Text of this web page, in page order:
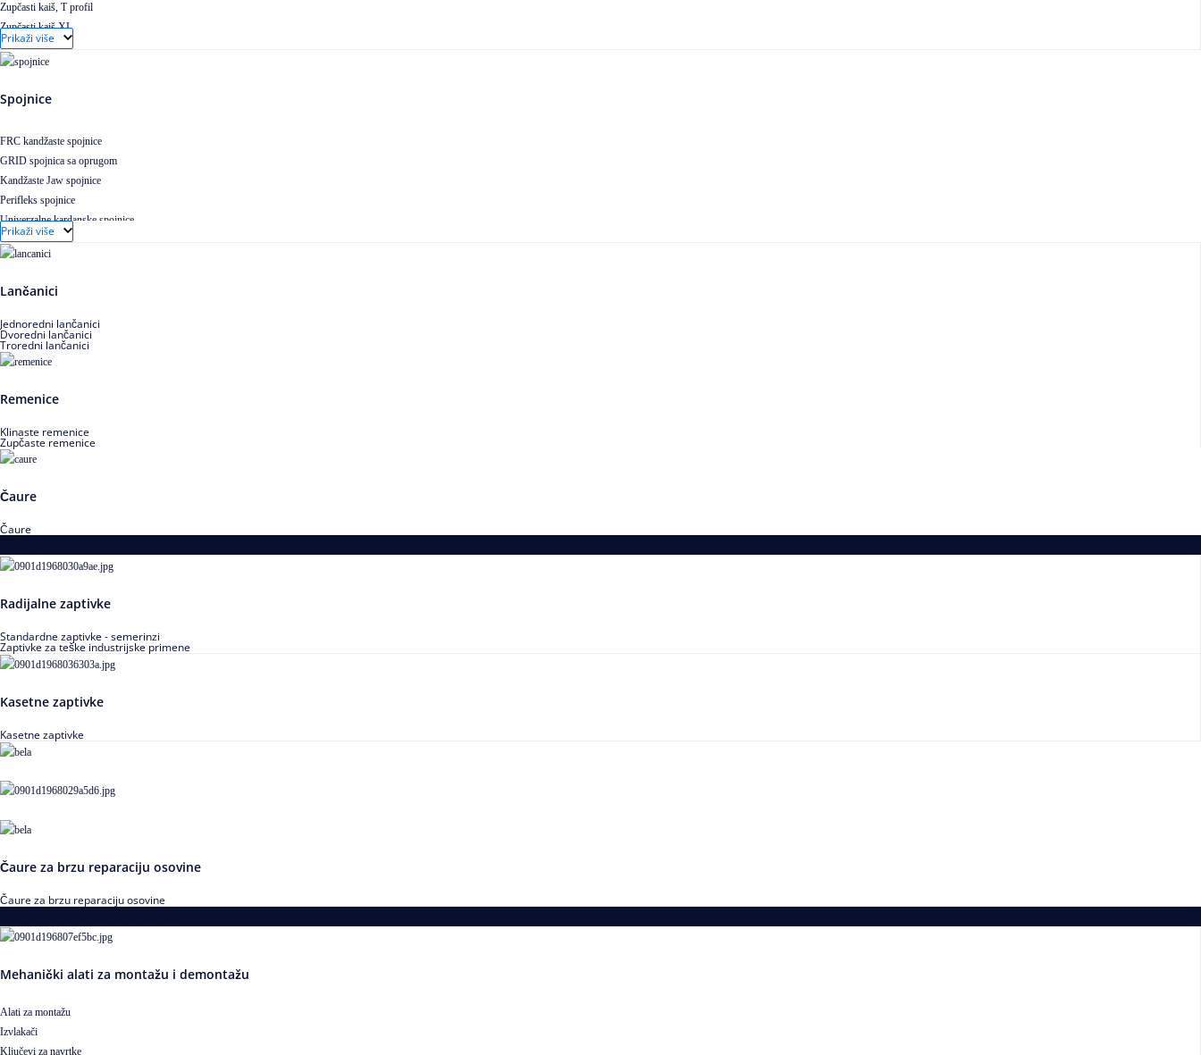
Zupčasti kaiš, T profil
Zupčasti kaiš XL
Zupčasti STD kaiš
Uskoprofilno klinasto remenje
Uskoprofilno klinasto remenje XP extra power
Prikaži više
Spojnice
FRC kandžaste spojnice
GRID spojnica sa oprugom
Kandžaste Jaw spojnice
Perifleks spojnice
Univerzalne kardanske spojnice
Zupčaste spojnice
Prikaži više
Lančanici
Jednoredni lančanici
Dvoredni lančanici
Troredni lančanici
Remenice
Klinaste remenice
Zupčaste remenice
Čaure
Čaure
Radijalne zaptivke
Standardne zaptivke - semerinzi
Zaptivke za teške industrijske primene
Kasetne zaptivke
Kasetne zaptivke
Čaure za brzu reparaciju osovine
Čaure za brzu reparaciju osovine
Mehanički alati za montažu i demontažu
Alati za montažu
Izvlakači
Ključevi za navrtke